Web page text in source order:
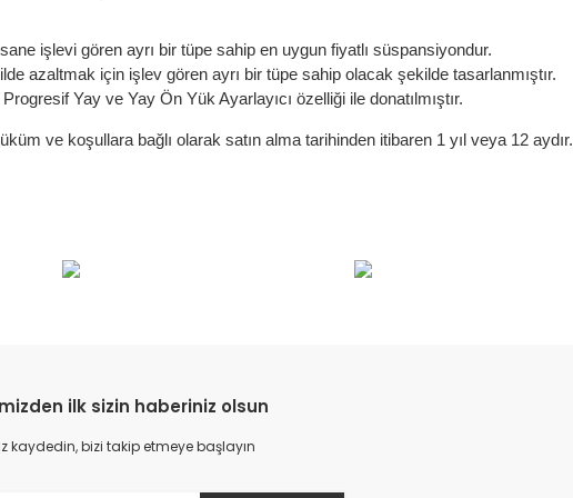
işlevi gören ayrı bir tüpe sahip en uygun fiyatlı süspansiyondur.
azaltmak için işlev gören ayrı bir tüpe sahip olacak şekilde tasarlanmıştır.
Yay ve Yay Ön Yük Ayarlayıcı özelliği ile donatılmıştır.
ve koşullara bağlı olarak satın alma tarihinden itibaren 1 yıl veya 12 aydır.
Bu ürüne ilk yorumu siz yapın!
ilk sizin haberiniz olsun
kaydedin, bizi takip etmeye başlayın